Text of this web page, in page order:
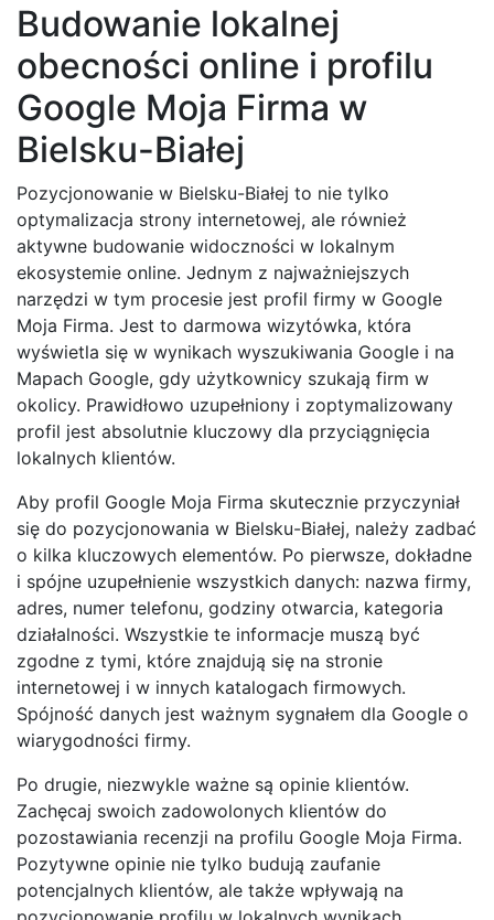
Budowanie lokalnej
obecności online i profilu
Google Moja Firma w
Bielsku-Białej
Pozycjonowanie w Bielsku-Białej to nie tylko
optymalizacja strony internetowej, ale również
aktywne budowanie widoczności w lokalnym
ekosystemie online. Jednym z najważniejszych
narzędzi w tym procesie jest profil firmy w Google
Moja Firma. Jest to darmowa wizytówka, która
wyświetla się w wynikach wyszukiwania Google i na
Mapach Google, gdy użytkownicy szukają firm w
okolicy. Prawidłowo uzupełniony i zoptymalizowany
profil jest absolutnie kluczowy dla przyciągnięcia
lokalnych klientów.
Aby profil Google Moja Firma skutecznie przyczyniał
się do pozycjonowania w Bielsku-Białej, należy zadbać
o kilka kluczowych elementów. Po pierwsze, dokładne
i spójne uzupełnienie wszystkich danych: nazwa firmy,
adres, numer telefonu, godziny otwarcia, kategoria
działalności. Wszystkie te informacje muszą być
zgodne z tymi, które znajdują się na stronie
internetowej i w innych katalogach firmowych.
Spójność danych jest ważnym sygnałem dla Google o
wiarygodności firmy.
Po drugie, niezwykle ważne są opinie klientów.
Zachęcaj swoich zadowolonych klientów do
pozostawiania recenzji na profilu Google Moja Firma.
Pozytywne opinie nie tylko budują zaufanie
potencjalnych klientów, ale także wpływają na